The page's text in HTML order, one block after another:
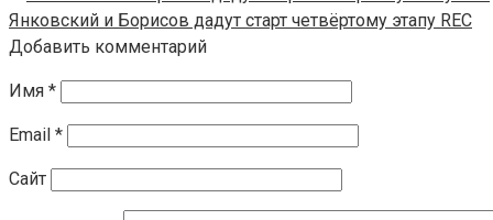
Янковский и Борисов дадут старт четвёртому этапу REC
Добавить комментарий
Имя *
Email *
Сайт